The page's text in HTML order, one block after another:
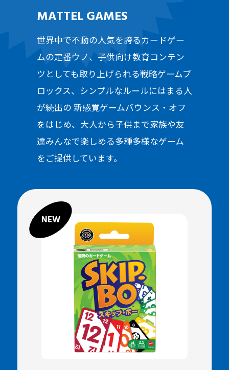
MATTEL GAMES
世界中で不動の人気を誇るカードゲー
ムの定番ウノ、子供向け教育コンテン
ツとしても取り上げられる戦略ゲームブ
ロックス、シンプルなルールにはまる人
が続出の 新感覚ゲームバウンス・オフ
をはじめ、大人から子供まで家族や友
達みんなで楽しめる多種多様なゲーム
をご提供しています。